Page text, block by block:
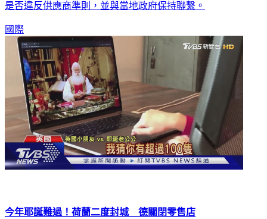
是否違反供應商準則，並與當地政府保持聯繫。
國際
今年耶誕難過！荷蘭二度封城 德關閉零售店